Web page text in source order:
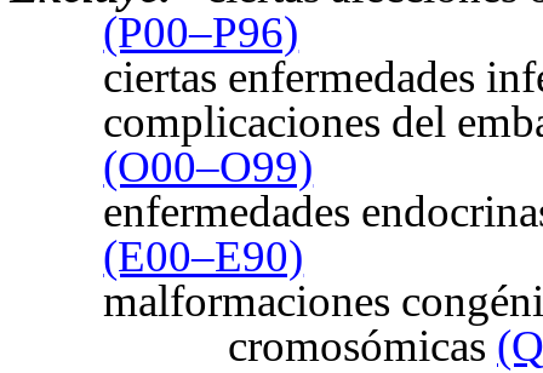
(P00–P96)
ciertas enfermedades
complicaciones del
(O00–O99)
enfermedades
(E00–E90)
malformaciones
cromosómicas